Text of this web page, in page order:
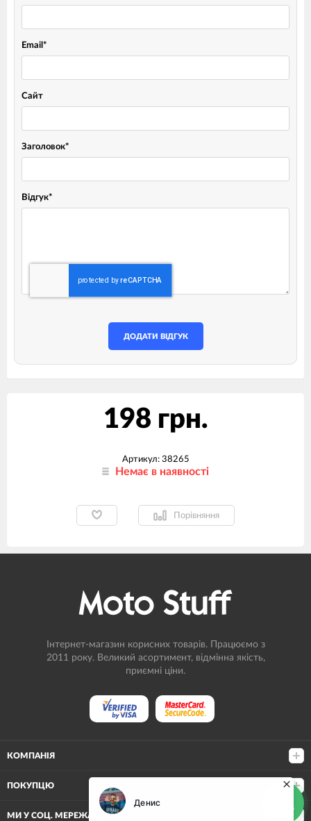
Email *
Сайт
Заголовок*
Відгук*
ДОДАТИ ВІДГУК
198 грн.
Артикул: 38265
Немає в наявності
Порівняння
Інтернет-магазин корисних товарів. Працюємо з
2011 року. Великий асортимент, відмінна якість,
приємні ціни.
КОМПАНІЯ
ПОКУПЦЮ
МИ У СОЦ. МЕРЕЖАХ